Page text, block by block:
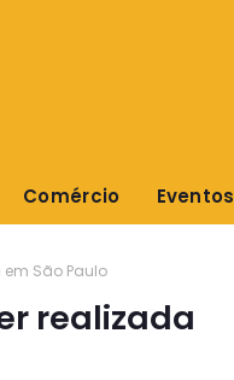
Comércio Eventos
São Paulo
realizada